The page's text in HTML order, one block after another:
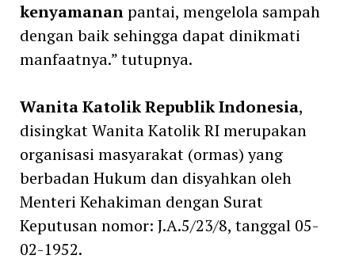
kenyamananpantai, mengelola sampah
dengan baik sehingga dapat dinikmati
manfaatnya.” tutupnya.
Wanita Katolik Republik Indonesia,
disingkat Wanita Katolik RI merupakan
organisasi masyarakat (ormas) yang
berbadan Hukum dan disyahkan oleh
Menteri Kehakiman dengan Surat
Keputusan nomor: J.A.5/23/8, tanggal 05-
02-1952.